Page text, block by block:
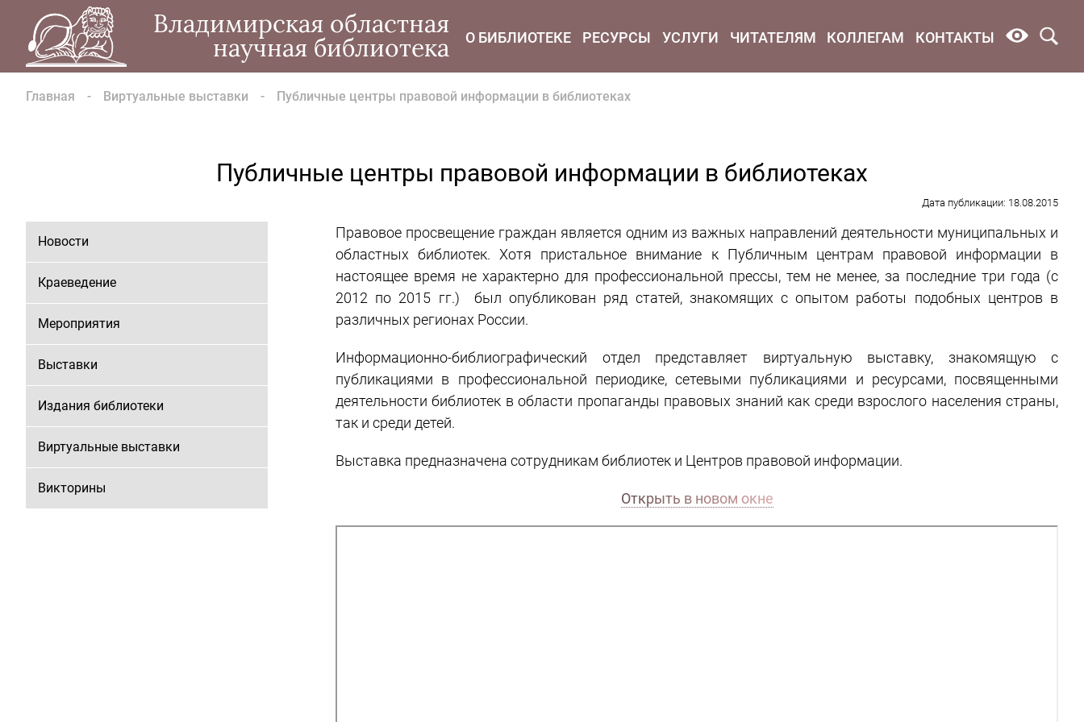
Владимирская областная
научная библиотека
О БИБЛИОТЕКЕ РЕСУРСЫ УСЛУГИ ЧИТАТЕЛЯМ КОЛЛЕГАМ КОНТАКТЫ
Главная Виртуальные выставки Публичные центры правовой информации в библиотеках
Публичные центры правовой информации в библиотеках
Дата публикации: 18.08.2015
Новости
Краеведение
Мероприятия
Выставки
Издания библиотеки
Виртуальные выставки
Викторины
Правовое просвещение граждан является одним из важных направлений деятельности муниципальных и
областных библиотек. Хотя пристальное внимание к Публичным центрам правовой информации в
настоящее время не характерно для профессиональной прессы, тем не менее, за последние три года (с
2012 по 2015 гг.) был опубликован ряд статей, знакомящих с опытом работы подобных центров в
различных регионах России.
Информационно-библиографический отдел представляет виртуальную выставку, знакомящую с
публикациями в профессиональной периодике, сетевыми публикациями и ресурсами, посвященными
деятельности библиотек в области пропаганды правовых знаний как среди взрослого населения страны,
так и среди детей.
Выставка предназначена сотрудникам библиотек и Центров правовой информации.
Открыть в новом окне